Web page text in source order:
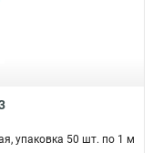
упаковка 50 шт. по 1 м